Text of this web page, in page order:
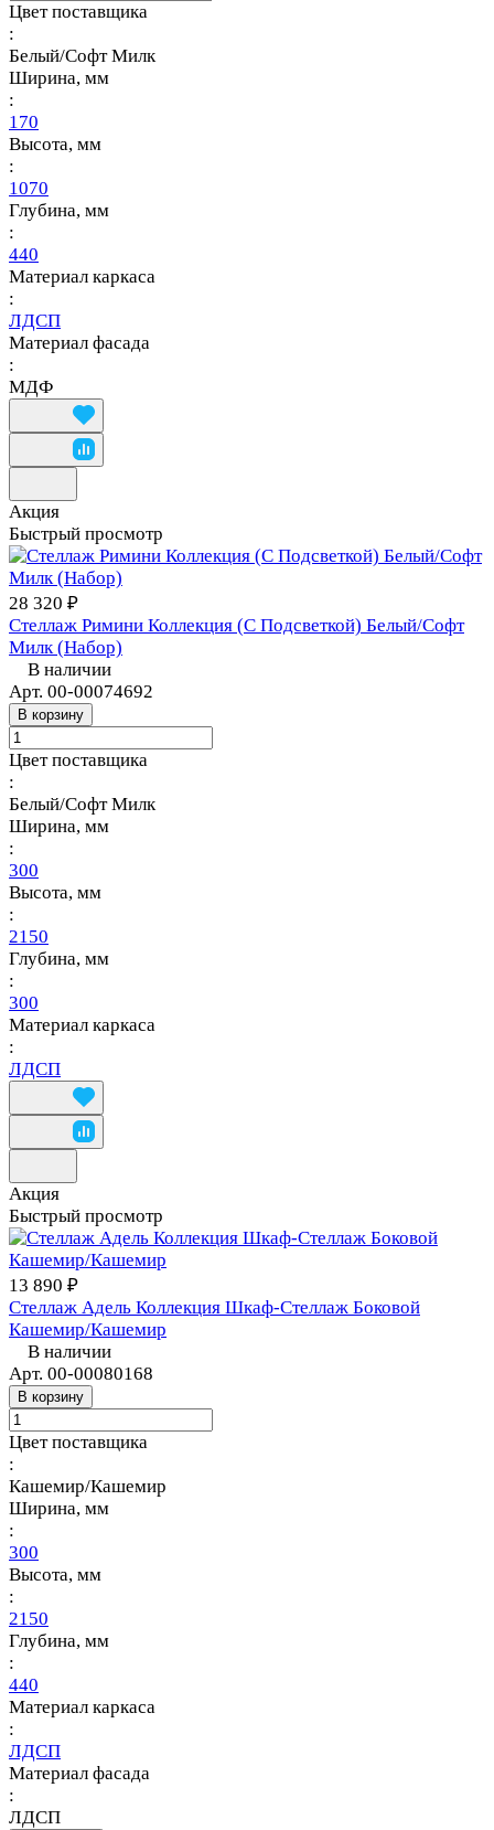
Цвет поставщика
:
Белый/Софт Милк
Ширина, мм
:
170
Высота, мм
:
1070
Глубина, мм
:
440
Материал каркаса
:
ЛДСП
Материал фасада
:
МДФ
Акция
Быстрый просмотр
28 320 ₽
Стеллаж Римини Коллекция (С Подсветкой) Белый/Софт
Милк (Набор)
В наличии
Арт. 00-00074692
В корзину
Цвет поставщика
:
Белый/Софт Милк
Ширина, мм
:
300
Высота, мм
:
2150
Глубина, мм
:
300
Материал каркаса
:
ЛДСП
Акция
Быстрый просмотр
13 890 ₽
Стеллаж Адель Коллекция Шкаф-Стеллаж Боковой
Кашемир/Кашемир
В наличии
Арт. 00-00080168
В корзину
Цвет поставщика
:
Кашемир/Кашемир
Ширина, мм
:
300
Высота, мм
:
2150
Глубина, мм
:
440
Материал каркаса
:
ЛДСП
Материал фасада
:
ЛДСП